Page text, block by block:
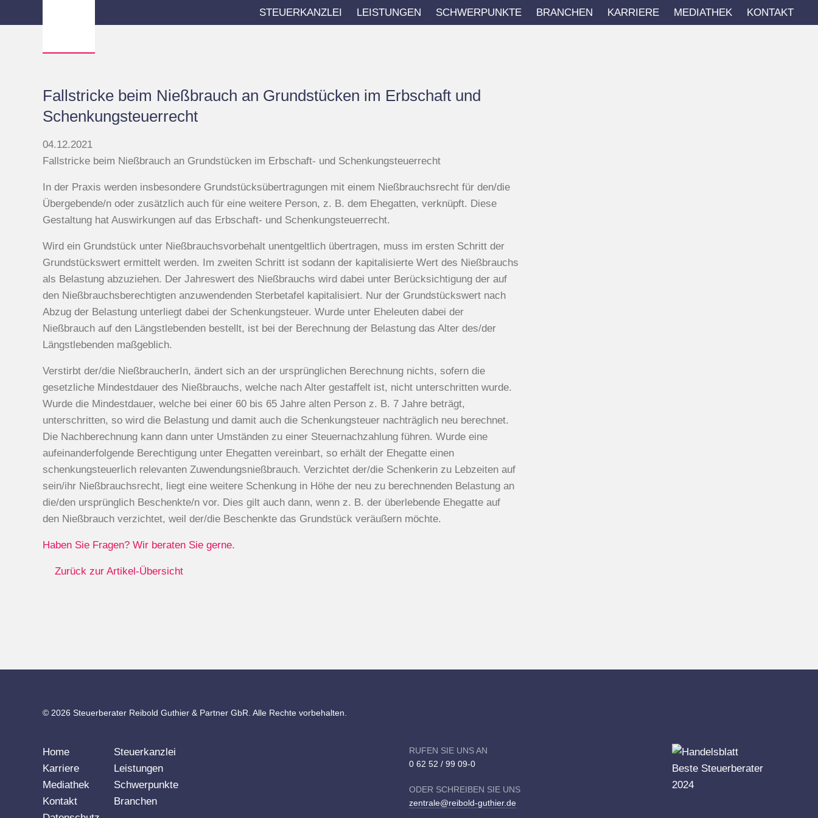
STEUERKANZLEI LEISTUNGEN SCHWERPUNKTE BRANCHEN KARRIERE MEDIATHEK KONTAKT
Fallstricke beim Nießbrauch an Grundstücken im Erbschaft und
Schenkungsteuerrecht
04.12.2021
Fallstricke beim Nießbrauch an Grundstücken im Erbschaft- und Schenkungsteuerrecht
In der Praxis werden insbesondere Grundstücksübertragungen mit einem Nießbrauchsrecht für den/die
Übergebende/n oder zusätzlich auch für eine weitere Person, z. B. dem Ehegatten, verknüpft. Diese
Gestaltung hat Auswirkungen auf das Erbschaft- und Schenkungsteuerrecht.
Wird ein Grundstück unter Nießbrauchsvorbehalt unentgeltlich übertragen, muss im ersten Schritt der
Grundstückswert ermittelt werden. Im zweiten Schritt ist sodann der kapitalisierte Wert des Nießbrauchs
als Belastung abzuziehen. Der Jahreswert des Nießbrauchs wird dabei unter Berücksichtigung der auf
den Nießbrauchsberechtigten anzuwendenden Sterbetafel kapitalisiert. Nur der Grundstückswert nach
Abzug der Belastung unterliegt dabei der Schenkungsteuer. Wurde unter Eheleuten dabei der
Nießbrauch auf den Längstlebenden bestellt, ist bei der Berechnung der Belastung das Alter des/der
Längstlebenden maßgeblich.
Verstirbt der/die NießbraucherIn, ändert sich an der ursprünglichen Berechnung nichts, sofern die
gesetzliche Mindestdauer des Nießbrauchs, welche nach Alter gestaffelt ist, nicht unterschritten wurde.
Wurde die Mindestdauer, welche bei einer 60 bis 65 Jahre alten Person z. B. 7 Jahre beträgt,
unterschritten, so wird die Belastung und damit auch die Schenkungsteuer nachträglich neu berechnet.
Die Nachberechnung kann dann unter Umständen zu einer Steuernachzahlung führen. Wurde eine
aufeinanderfolgende Berechtigung unter Ehegatten vereinbart, so erhält der Ehegatte einen
schenkungsteuerlich relevanten Zuwendungsnießbrauch. Verzichtet der/die Schenkerin zu Lebzeiten auf
sein/ihr Nießbrauchsrecht, liegt eine weitere Schenkung in Höhe der neu zu berechnenden Belastung an
die/den ursprünglich Beschenkte/n vor. Dies gilt auch dann, wenn z. B. der überlebende Ehegatte auf
den Nießbrauch verzichtet, weil der/die Beschenkte das Grundstück veräußern möchte.
Haben Sie Fragen? Wir beraten Sie gerne.
Zurück zur Artikel-Übersicht
© 2026 Steuerberater Reibold Guthier & Partner GbR. Alle Rechte vorbehalten.
Home
Karriere
Mediathek
Kontakt
Steuerkanzlei
Leistungen
Schwerpunkte
Branchen
RUFEN SIE UNS AN
0 62 52 / 99 09-0
ODER SCHREIBEN SIE UNS
zentrale@reibold-guthier.de